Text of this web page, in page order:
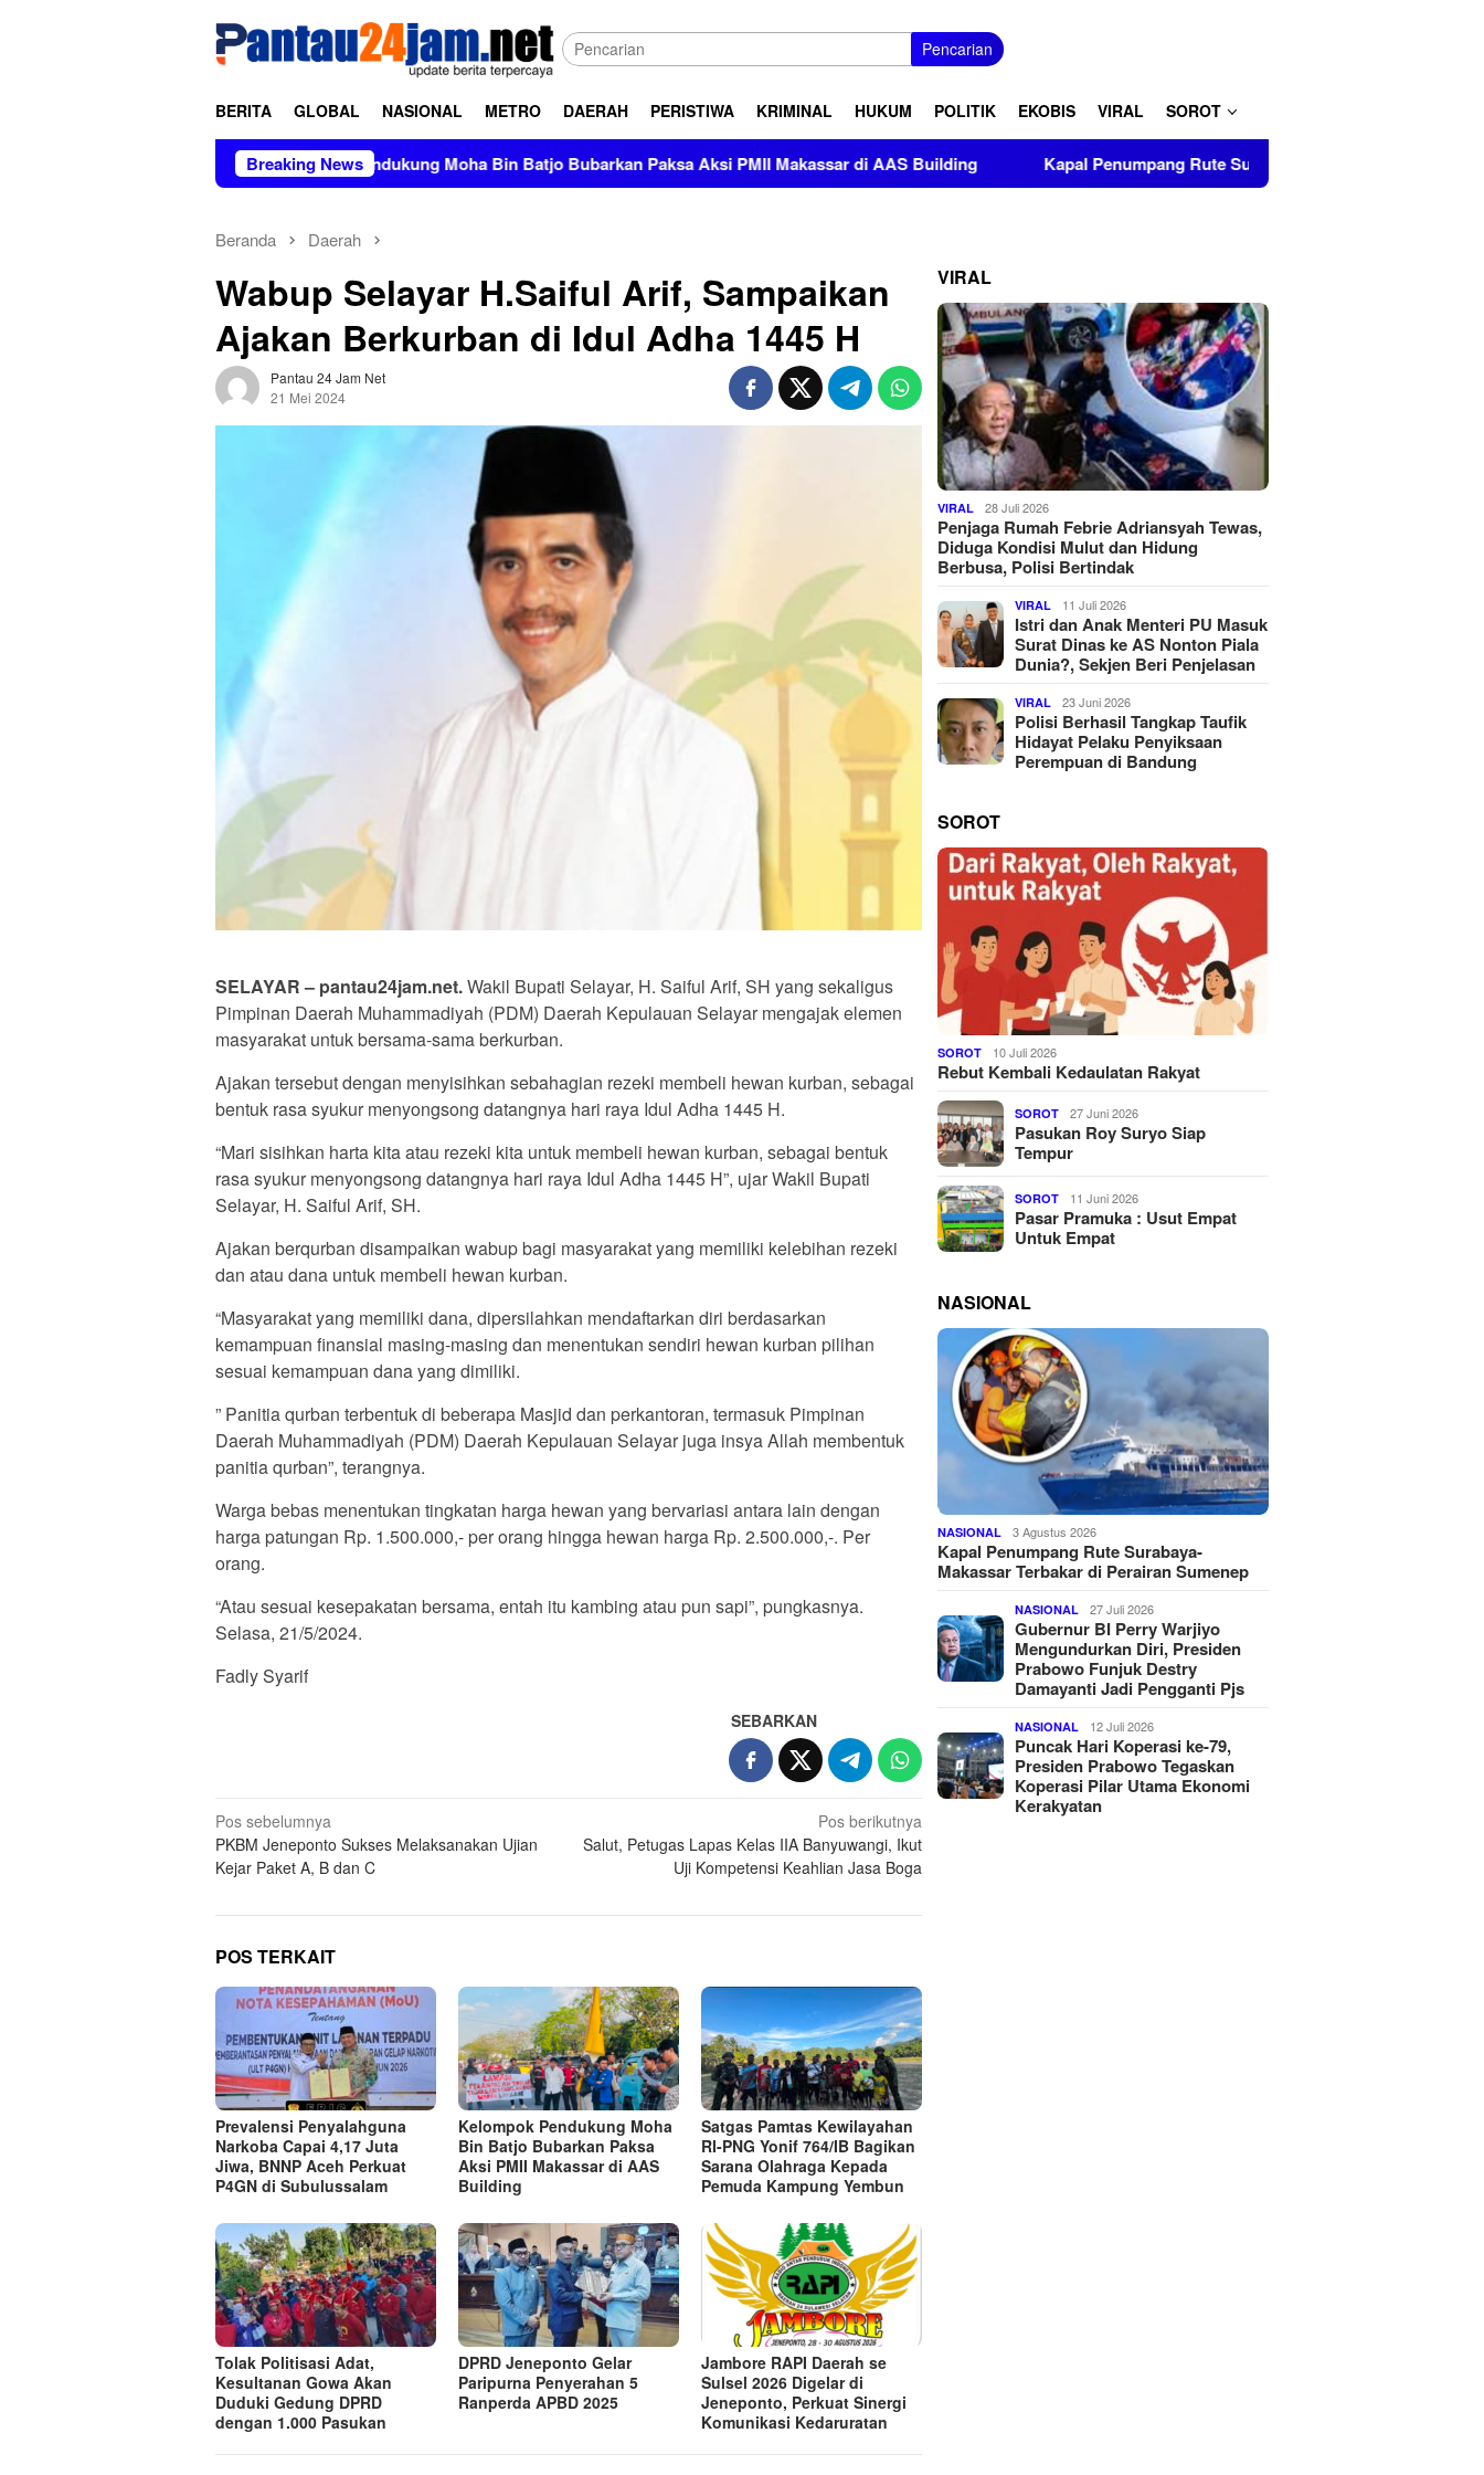
Pencarian
BERITA GLOBAL NASIONAL METRO DAERAH PERISTIWA KRIMINAL HUKUM POLITIK EKOBIS VIRAL SOROT
Breaking News
Kelompok Pendukung Moha Bin Batjo Bubarkan Paksa Aksi PMII Makassar di AAS Building Kapal Penumpang Rute Surabaya-Makassar Terbakar di Perairan
Beranda Daerah
Wabup Selayar H.Saiful Arif, Sampaikan
Ajakan Berkurban di Idul Adha 1445 H
Pantau 24 Jam Net
21 Mei 2024
SELAYAR – pantau24jam.net.Wakil Bupati Selayar, H. Saiful Arif, SH yang sekaligus
Pimpinan Daerah Muhammadiyah (PDM) Daerah Kepulauan Selayar mengajak elemen
masyarakat untuk bersama-sama berkurban.
Ajakan tersebut dengan menyisihkan sebahagian rezeki membeli hewan kurban, sebagai
bentuk rasa syukur menyongsong datangnya hari raya Idul Adha 1445 H.
“Mari sisihkan harta kita atau rezeki kita untuk membeli hewan kurban, sebagai bentuk
rasa syukur menyongsong datangnya hari raya Idul Adha 1445 H”, ujar Wakil Bupati
Selayar, H. Saiful Arif, SH.
Ajakan berqurban disampaikan wabup bagi masyarakat yang memiliki kelebihan rezeki
dan atau dana untuk membeli hewan kurban.
“Masyarakat yang memiliki dana, dipersilahkan mendaftarkan diri berdasarkan
kemampuan finansial masing-masing dan menentukan sendiri hewan kurban pilihan
sesuai kemampuan dana yang dimiliki.
” Panitia qurban terbentuk di beberapa Masjid dan perkantoran, termasuk Pimpinan
Daerah Muhammadiyah (PDM) Daerah Kepulauan Selayar juga insya Allah membentuk
panitia qurban”, terangnya.
Warga bebas menentukan tingkatan harga hewan yang bervariasi antara lain dengan
harga patungan Rp. 1.500.000,- per orang hingga hewan harga Rp. 2.500.000,-. Per
orang.
“Atau sesuai kesepakatan bersama, entah itu kambing atau pun sapi”, pungkasnya.
Selasa, 21/5/2024.
Fadly Syarif
SEBARKAN
Navigasi
pos
Pos sebelumnya
PKBM Jeneponto Sukses Melaksanakan Ujian
Kejar Paket A, B dan C
Pos berikutnya
Salut, Petugas Lapas Kelas IIA Banyuwangi, Ikut
Uji Kompetensi Keahlian Jasa Boga
POS TERKAIT
Prevalensi Penyalahguna
Narkoba Capai 4,17 Juta
Jiwa, BNNP Aceh Perkuat
P4GN di Subulussalam
Kelompok Pendukung Moha
Bin Batjo Bubarkan Paksa
Aksi PMII Makassar di AAS
Building
Satgas Pamtas Kewilayahan
RI-PNG Yonif 764/IB Bagikan
Sarana Olahraga Kepada
Pemuda Kampung Yembun
Tolak Politisasi Adat,
Kesultanan Gowa Akan
Duduki Gedung DPRD
dengan 1.000 Pasukan
DPRD Jeneponto Gelar
Paripurna Penyerahan 5
Ranperda APBD 2025
Jambore RAPI Daerah se
Sulsel 2026 Digelar di
Jeneponto, Perkuat Sinergi
Komunikasi Kedaruratan
VIRAL
VIRAL 28 Juli 2026
Penjaga Rumah Febrie Adriansyah Tewas,
Diduga Kondisi Mulut dan Hidung
Berbusa, Polisi Bertindak
VIRAL 11 Juli 2026
Istri dan Anak Menteri PU Masuk
Surat Dinas ke AS Nonton Piala
Dunia?, Sekjen Beri Penjelasan
VIRAL 23 Juni 2026
Polisi Berhasil Tangkap Taufik
Hidayat Pelaku Penyiksaan
Perempuan di Bandung
SOROT
SOROT 10 Juli 2026
Rebut Kembali Kedaulatan Rakyat
SOROT 27 Juni 2026
Pasukan Roy Suryo Siap
Tempur
SOROT 11 Juni 2026
Pasar Pramuka : Usut Empat
Untuk Empat
NASIONAL
NASIONAL 3 Agustus 2026
Kapal Penumpang Rute Surabaya-
Makassar Terbakar di Perairan Sumenep
NASIONAL 27 Juli 2026
Gubernur BI Perry Warjiyo
Mengundurkan Diri, Presiden
Prabowo Funjuk Destry
Damayanti Jadi Pengganti Pjs
NASIONAL 12 Juli 2026
Puncak Hari Koperasi ke-79,
Presiden Prabowo Tegaskan
Koperasi Pilar Utama Ekonomi
Kerakyatan